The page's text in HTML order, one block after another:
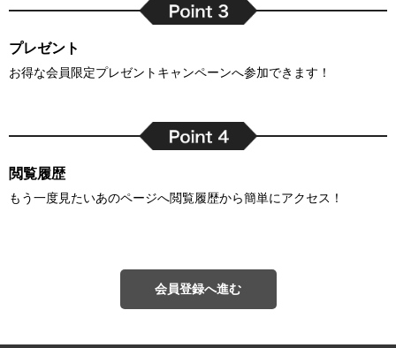
プレゼント
お得な会員限定プレゼントキャンペーンへ参加できます！
閲覧履歴
もう一度見たいあのページへ閲覧履歴から簡単にアクセス！
会員登録へ進む